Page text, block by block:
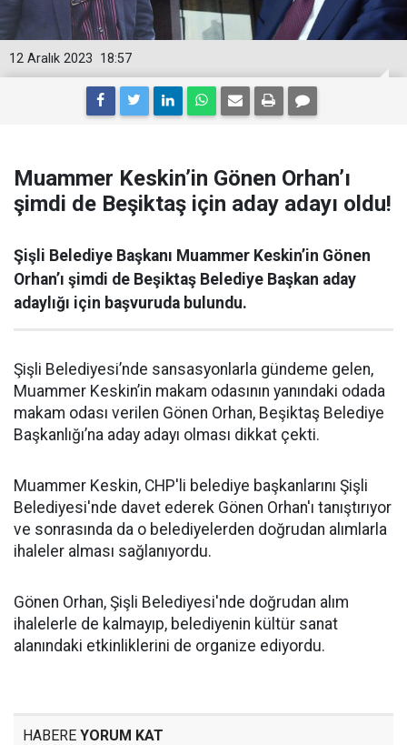
18:57
12 Aralık 2023
Muammer Keskin’in Gönen Orhan’ı
şimdi de Beşiktaş için aday adayı oldu!
Şişli Belediye Başkanı Muammer Keskin’in Gönen
Orhan’ı şimdi de Beşiktaş Belediye Başkan aday
adaylığı için başvuruda bulundu.
Şişli Belediyesi’nde sansasyonlarla gündeme gelen,
Muammer Keskin’in makam odasının yanındaki odada
makam odası verilen Gönen Orhan, Beşiktaş Belediye
Başkanlığı’na aday adayı olması dikkat çekti.
Muammer Keskin, CHP'li belediye başkanlarını Şişli
Belediyesi'nde davet ederek Gönen Orhan'ı tanıştırıyor
ve sonrasında da o belediyelerden doğrudan alımlarla
ihaleler alması sağlanıyordu.
Gönen Orhan, Şişli Belediyesi'nde doğrudan alım
ihalelerle de kalmayıp, belediyenin kültür sanat
alanındaki etkinliklerini de organize ediyordu.
HABERE YORUM KAT